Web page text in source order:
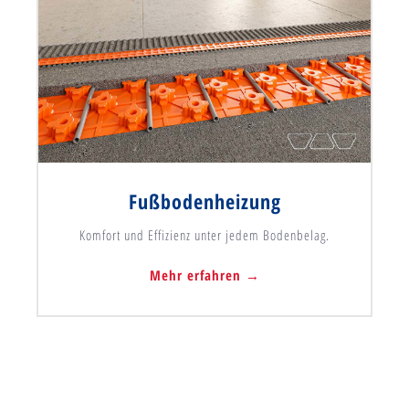
Fußbodenheizung
Komfort und Effizienz unter jedem Bodenbelag.
Mehr erfahren →